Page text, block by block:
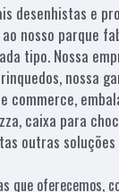
desenhistas e
nosso parque
tipo. Nossa
nossa
commerce,
caixa para
outras
que oferecemos,